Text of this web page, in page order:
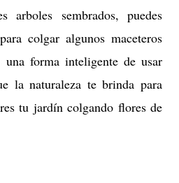
sembrados, puedes
colgar algunos maceteros
una forma inteligente de usar
la naturaleza te brinda para
tu jardín colgando flores de